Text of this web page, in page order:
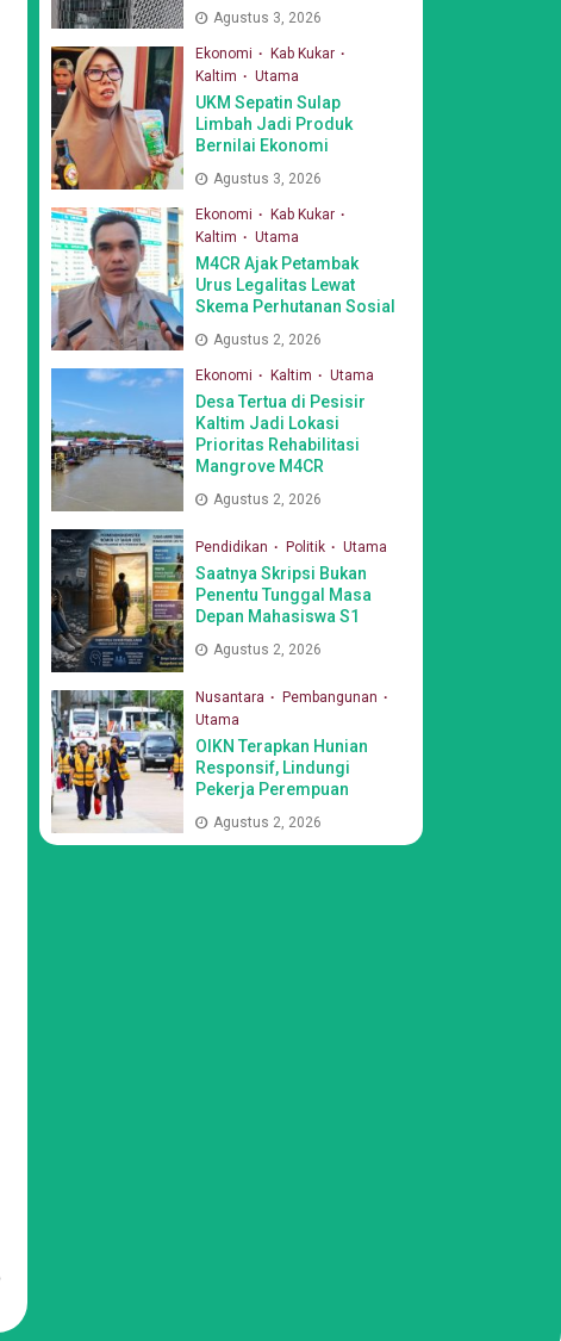
Agustus 3, 2026
Ekonomi
Kab Kukar
Kaltim
Utama
UKM Sepatin Sulap
Limbah Jadi Produk
Bernilai Ekonomi
Agustus 3, 2026
Ekonomi
Kab Kukar
Kaltim
Utama
M4CR Ajak Petambak
Urus Legalitas Lewat
Skema Perhutanan Sosial
Agustus 2, 2026
Ekonomi Kaltim Utama
Desa Tertua di Pesisir
Kaltim Jadi Lokasi
Prioritas Rehabilitasi
Mangrove M4CR
Agustus 2, 2026
Pendidikan Politik Utama
Saatnya Skripsi Bukan
Penentu Tunggal Masa
Depan Mahasiswa S1
Agustus 2, 2026
Nusantara
Pembangunan
Utama
OIKN Terapkan Hunian
Responsif, Lindungi
Pekerja Perempuan
Agustus 2, 2026